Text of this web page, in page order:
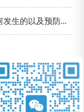
的以及预防措施
换一批
金属腐蚀检测